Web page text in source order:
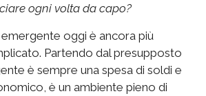
ogni volta da capo?
oggi è ancora più
Partendo dal presupposto
è sempre una spesa di soldi e
è un ambiente pieno di